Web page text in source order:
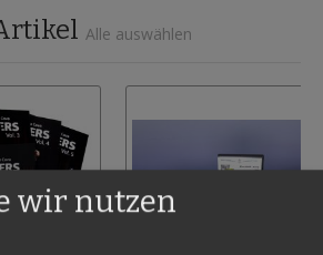
Alle auswählen
wir nutzen